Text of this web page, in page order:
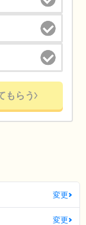
もらう
変更
変更